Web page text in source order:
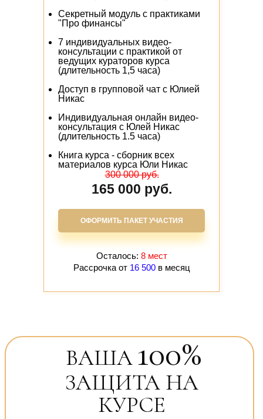
165 000 руб.
300 000 руб.
Рассрочка от 16 500в месяц
Секретный модуль с практиками
"Про финансы"
7 индивидуальных видео-
консультации с практикой от
ведущих кураторов курса
(длительность 1,5 часа)
Доступ в групповой чат с Юлией
Никас
Индивидуальная онлайн видео-
консультация с Юлей Никас
(длительность 1.5 часа)
Книга курса - сборник всех
материалов курса Юли Никас
Осталось: 8 мест
ОФОРМИТЬ ПАКЕТ УЧАСТИЯ
ВАША
ЗАЩИТА НА
КУРСЕ
100%